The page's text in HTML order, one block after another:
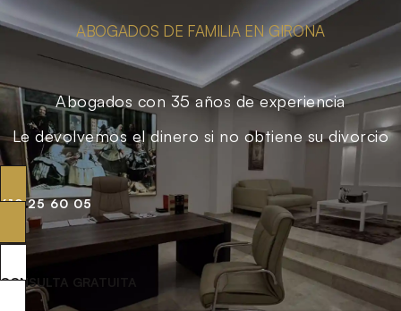
ABOGADOS DE FAMILIA EN GIRONA
Abogados con 35 años de experiencia
Le devolvemos el dinero si no obtiene su divorcio
619 25 60 05
CONSULTA GRATUITA